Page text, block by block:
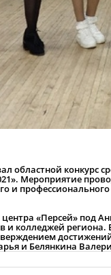
областной
Мероприятие
и
«Персей» под
и колледжей
и Белянкина